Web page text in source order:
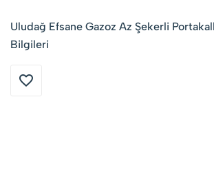
Uludağ Efsane Gazoz Az Şekerli
Bilgileri